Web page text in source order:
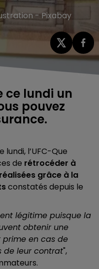
- Pixabay
ce lundi un
pouvez
l’UFC-Que
de rétrocéder à
grâce à la
constatés depuis le
légitime puisque la
obtenir une
en cas de
de leur contrat",